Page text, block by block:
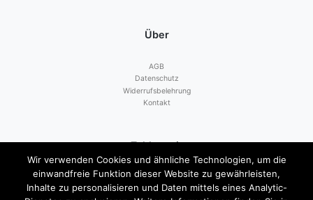
Über
AGB
Datenschutz
Widerrufsbelehrung
Kontakt
Zahlen mit
Wir verwenden Cookies und ähnliche Technologien, um die
einwandfreie Funktion dieser Website zu gewährleisten,
Inhalte zu personalisieren und Daten mittels eines Analytic-